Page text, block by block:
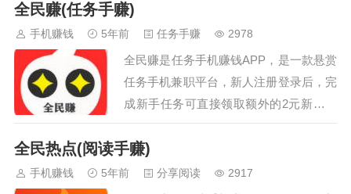
线上兼职（全民赚钱、数据采集、数据标
注、红包头条、试玩应用、问卷调查等）
和线下兼职（城市兼职和手工活等），线
上和线下结合，不断的为大家开拓、探
索，追求创新、轻松的赚钱方式。…
全民赚(任务手赚)
手机赚钱 5年前 任务手赚 2978
全民赚是任务手机赚钱APP，是一款悬赏
任务手机兼职平台，新人注册登录后，完
成新手任务可直接领取额外的2元新手奖
励。，在平台上有着超多的赚钱任务，可
供用户自行选择，而且每个任务的难度对
应着不等的佣金，用户做的越多赚的也就
越多。无论是学生党还是宝妈都可以来使
全民热点(阅读手赚)
手机赚钱 5年前 分享阅读 2917